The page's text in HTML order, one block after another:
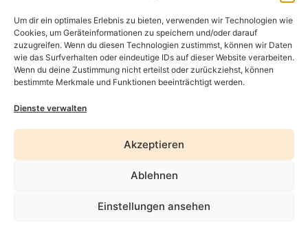
Um dir ein optimales Erlebnis zu bieten, verwenden wir Technologien wie
Cookies, um Geräteinformationen zu speichern und/oder darauf
zuzugreifen. Wenn du diesen Technologien zustimmst, können wir Daten
wie das Surfverhalten oder eindeutige IDs auf dieser Website verarbeiten.
Wenn du deine Zustimmung nicht erteilst oder zurückziehst, können
bestimmte Merkmale und Funktionen beeinträchtigt werden.
Dienste verwalten
Akzeptieren
Ablehnen
Einstellungen ansehen
Üsenberger Strasse 11, 79346 Endingen a.K.
Datenschutz
Erklärung zur Barrierefreiheit
AGB
Widerrufsrecht